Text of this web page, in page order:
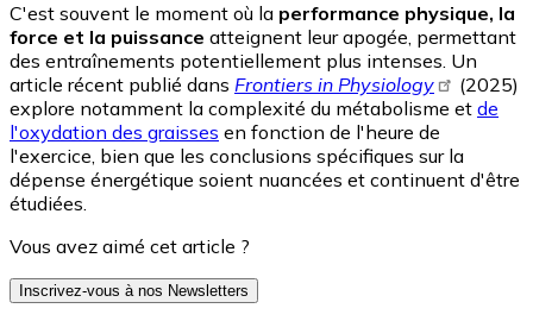
C'est souvent le moment où la performance physique, la
force et la puissance atteignent leur apogée, permettant
des entraînements potentiellement plus intenses. Un
article récent publié dans Frontiers in Physiology
(2025)
explore notamment la complexité du métabolisme et de
l'oxydation des graisses en fonction de l'heure de
l'exercice, bien que les conclusions spécifiques sur la
dépense énergétique soient nuancées et continuent d'être
étudiées.
Vous avez aimé cet article ?
Inscrivez-vous à nos Newsletters